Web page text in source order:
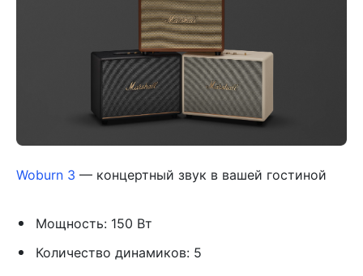
Woburn 3 — концертный звук в вашей гостиной
Мощность: 150 Вт
Количество динамиков: 5